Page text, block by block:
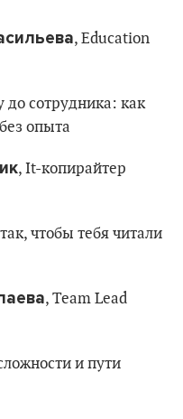
, Education
до сотрудника: как
опыта
, It-копирайтер
чтобы тебя читали
, Team Lead
и пути